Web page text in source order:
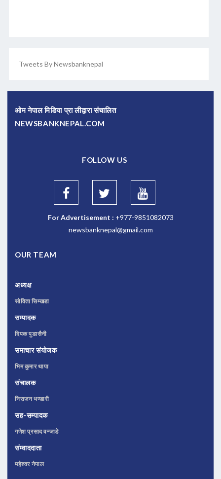
Tweets By Newsbanknepal
ओम नेपाल मिडिया प्रा लीद्वारा संचालित
NEWSBANKNEPAL.COM
FOLLOW US
For Advertisement : +977-9851082073
newsbanknepal@gmail.com
OUR TEAM
अध्यक्ष
सोविता सिम्खडा
सम्पादक
दिपक पुडासैनी
समाचार संयोजक
भिम कुमार थापा
संचालक
निराजन भण्डारी
सह-सम्पादक
गणेश प्रसाद वन्जाडे
संम्वाददाता
महेश्वर नेपाल